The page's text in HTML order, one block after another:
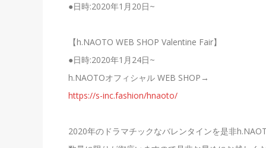
●日時:2020年1月20日~
【h.NAOTO WEB SHOP Valentine Fair】
●日時:2020年1月24日~
h.NAOTOオフィシャル WEB SHOP→
https://s-inc.fashion/hnaoto/
2020年のドラマチックなバレンタインを是非